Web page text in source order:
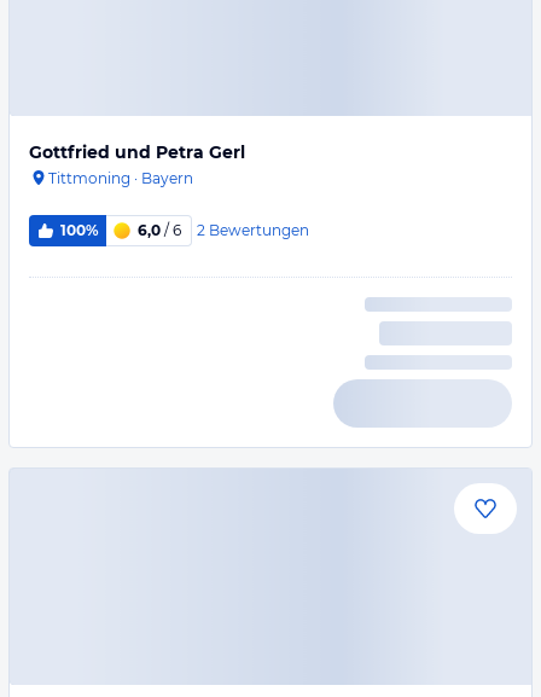
Gottfried und Petra Gerl
Tittmoning · Bayern
100% 6,0 / 6 2 Bewertungen